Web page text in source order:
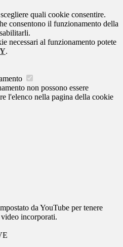
quali cookie consentire.
consentono il funzionamento della
necessari al funzionamento potete
.
non possono essere
l'elenco nella pagina della cookie
da YouTube per tenere
incorporati.